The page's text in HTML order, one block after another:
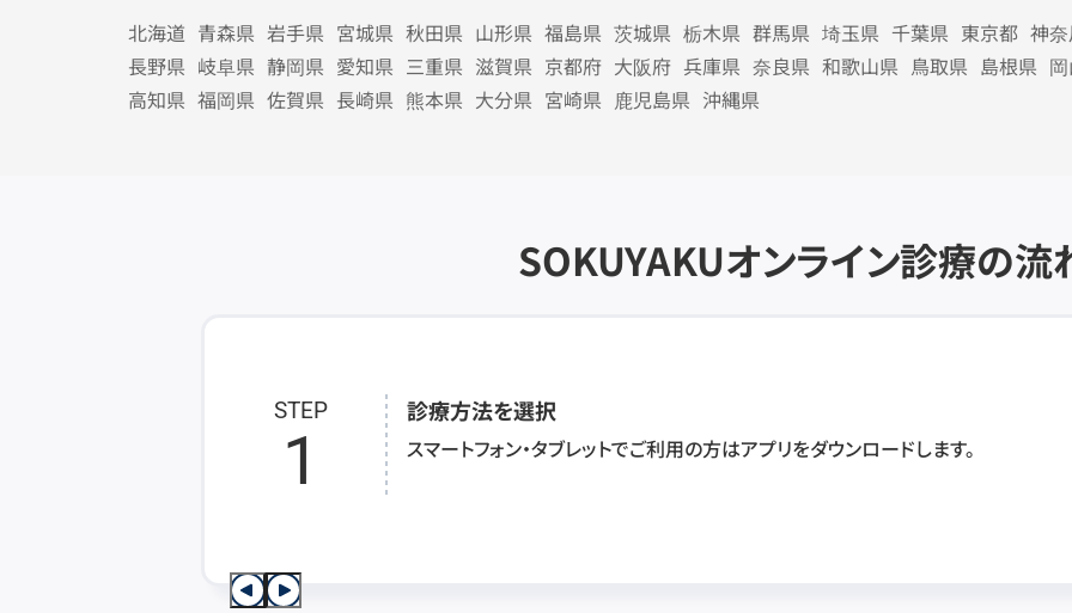
北海道 青森県 岩手県 宮城県 秋田県 山形県 福島県 茨城県 栃木県 群馬県 埼玉県 千葉県 東京都 神
長野県 岐阜県 静岡県 愛知県 三重県 滋賀県 京都府 大阪府 兵庫県 奈良県 和歌山県 鳥取県 島根県
高知県 福岡県 佐賀県 長崎県 熊本県 大分県 宮崎県 鹿児島県 沖縄県
SOKUYAKUオンライン診療の流
STEP
1
診療方法を選択
スマートフォン・タブレットでご利用の方はアプリをダウンロードします。